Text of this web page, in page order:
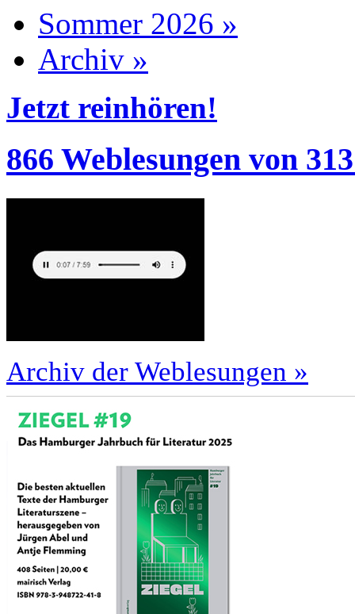
Sommer 2026 »
Archiv »
Jetzt reinhören!
866 Weblesungen von
Archiv der Weblesungen »